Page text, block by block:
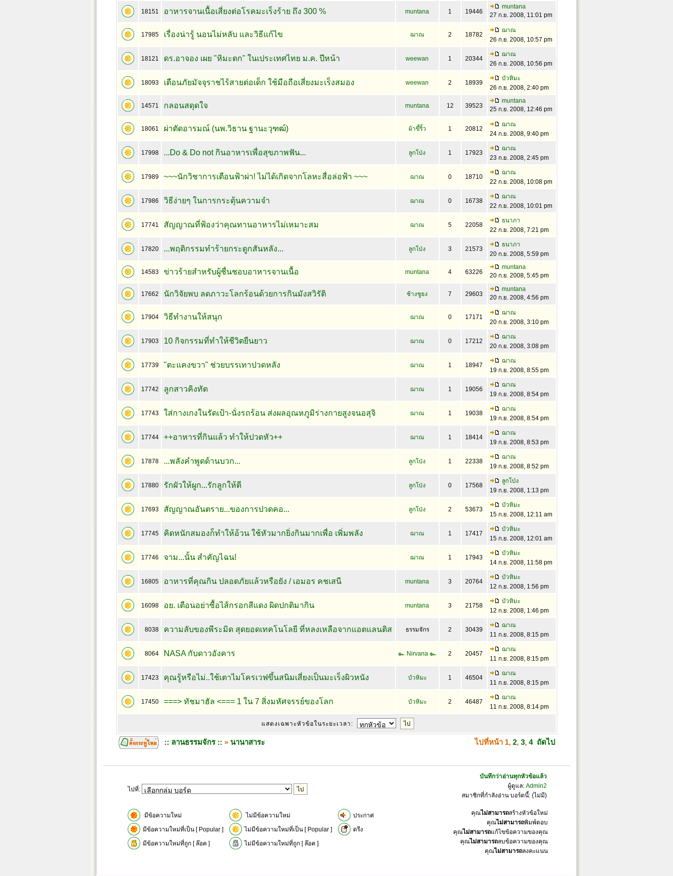
18151 อาหารจานเนื้อเสี่ยงต่อโรคมะเร็งร้าย ถึง 300 % muntana 1 19446
muntana
27 ก.ย. 2008, 11:01 pm
17985 เรื่องน่ารู้ นอนไม่หลับ และวิธีแก้ไข ฌาณ 2 18782
ฌาณ
26 ก.ย. 2008, 10:57 pm
18121 ดร.อาจอง เผย "หิมะตก" ในเประเทศไทย ม.ค. ปีหน้า weewan 1 20344
ฌาณ
26 ก.ย. 2008, 10:56 pm
18093 เตือนภัยมัจจุราชไร้สายต่อเด็ก ใช้มือถือเสี่ยงมะเร็งสมอง weewan 2 18939
บัวหิมะ
26 ก.ย. 2008, 2:40 pm
14571 กลอนสดุดใจ muntana 12 39523
muntana
25 ก.ย. 2008, 12:46 pm
18061 ผ่าตัดอารมณ์ (นพ.วิธาน ฐานะวุฑฒ์) ผ้าขี้ริ้ว 1 20812
ฌาณ
24 ก.ย. 2008, 9:40 pm
17998 ...Do & Do not กินอาหารเพื่อสุขภาพฟัน... ลูกโป่ง 1 17923
ฌาณ
23 ก.ย. 2008, 2:45 pm
17989 ~~~นักวิชาการเตือนฟ้าผ่า! ไม่ได้เกิดจากโลหะสื่อล่อฟ้า ~~~ ฌาณ 0 18710
ฌาณ
22 ก.ย. 2008, 10:08 pm
17986 วิธีง่ายๆ ในการกระตุ้นความจำ ฌาณ 0 16738
ฌาณ
22 ก.ย. 2008, 10:01 pm
17741 สัญญาณที่ฟ้องว่าคุณทานอาหารไม่เหมาะสม ฌาณ 5 22058
ธนาภา
22 ก.ย. 2008, 7:21 pm
17820 ...พฤติกรรมทำร้ายกระดูกสันหลัง... ลูกโป่ง 3 21573
ธนาภา
20 ก.ย. 2008, 5:59 pm
14583 ข่าวร้ายสำหรับผู้ชื่นชอบอาหารจานเนื้อ muntana 4 63226
muntana
20 ก.ย. 2008, 5:45 pm
17662 นักวิจัยพบ ลดภาวะโลกร้อนด้วยการกินมังสวิรัติ ช้างชูธง 7 29603
muntana
20 ก.ย. 2008, 4:56 pm
17904 วิธีทำงานให้สนุก ฌาณ 0 17171
ฌาณ
20 ก.ย. 2008, 3:10 pm
17903 10 กิจกรรมที่ทำให้ชีวิตยืนยาว ฌาณ 0 17212
ฌาณ
20 ก.ย. 2008, 3:08 pm
17739 "ตะแคงขวา" ช่วยบรรเทาปวดหลัง ฌาณ 1 18947
ฌาณ
19 ก.ย. 2008, 8:55 pm
17742 ลูกสาวคิงทัต ฌาณ 1 19056
ฌาณ
19 ก.ย. 2008, 8:54 pm
17743 ใส่กางเกงในรัดเป้า-นั่งรถร้อน ส่งผลอุณหภูมิร่างกายสูงจนอสุจิ ฌาณ 1 19038
ฌาณ
19 ก.ย. 2008, 8:54 pm
17744 ++อาหารที่กินแล้ว ทำให้ปวดหัว++ ฌาณ 1 18414
ฌาณ
19 ก.ย. 2008, 8:53 pm
17878 ...พลังคำพูดด้านบวก... ลูกโป่ง 1 22338
ฌาณ
19 ก.ย. 2008, 8:52 pm
17880 รักผัวให้ผูก...รักลูกให้ตี ลูกโป่ง 0 17568
ลูกโป่ง
19 ก.ย. 2008, 1:13 pm
17693 สัญญาณอันตราย...ของการปวดคอ... ลูกโป่ง 2 53673
บัวหิมะ
15 ก.ย. 2008, 12:11 am
17745 คิดหนักสมองก็ทำให้อ้วน ใช้หัวมากยิ่งกินมากเพื่อ เพิ่มพลัง ฌาณ 1 17417
บัวหิมะ
15 ก.ย. 2008, 12:01 am
17746 จาม...นั้น สำคัญไฉน! ฌาณ 1 17943
บัวหิมะ
14 ก.ย. 2008, 11:58 pm
16805 อาหารที่คุณกิน ปลอดภัยแล้วหรือยัง / เอมอร คชเสนี muntana 3 20764
บัวหิมะ
12 ก.ย. 2008, 1:56 pm
16098 อย. เตือนอย่าซื้อไส้กรอกสีแดง ผิดปกติมากิน muntana 3 21758
บัวหิมะ
12 ก.ย. 2008, 1:46 pm
8038 ความลับของพีระมิด สุดยอดเทคโนโลยี ที่หลงเหลือจากแอตแลนติส ธรรมจักร 2 30439
ฌาณ
11 ก.ย. 2008, 8:15 pm
8064 NASA กับดาวอังคาร ๛ Nirvana ๛ 2 20457
ฌาณ
11 ก.ย. 2008, 8:15 pm
17423 คุณรู้หรือไม่..ใช้เตาไมโครเวฟขึ้นสนิมเสี่ยงเป็นมะเร็งผิวหนัง บัวหิมะ 1 46504
ฌาณ
11 ก.ย. 2008, 8:15 pm
17450 ===> ทัชมาฮัล <=== 1 ใน 7 สิ่งมหัศจรรย์ของโลก บัวหิมะ 2 46487
ฌาณ
11 ก.ย. 2008, 8:14 pm
แสดงเฉพาะหัวข้อในระยะเวลา:
:: ลานธรรมจักร :: » นานาสาระ ไปที่หน้า 1, 2, 3, 4 ถัดไป
ไปที่:
บันทึกว่าอ่านทุกหัวข้อแล้ว
ผู้ดูแล: Admin2
สมาชิกที่กำลังอ่าน บอร์ดนี้: (ไม่มี)
มีข้อความใหม่ ไม่มีข้อความใหม่
ประกาศ
มีข้อความใหม่ที่เป็น [ Popular ]
ไม่มีข้อความใหม่ที่เป็น [ Popular ]
ตรึง
มีข้อความใหม่ที่ถูก [ ล๊อค ]
ไม่มีข้อความใหม่ที่ถูก [ ล๊อค ]
คุณไม่สามารถสร้างหัวข้อใหม่
คุณไม่สามารถพิมพ์ตอบ
คุณไม่สามารถแก้ไขข้อความของคุณ
คุณไม่สามารถลบข้อความของคุณ
คุณไม่สามารถลงคะแนน